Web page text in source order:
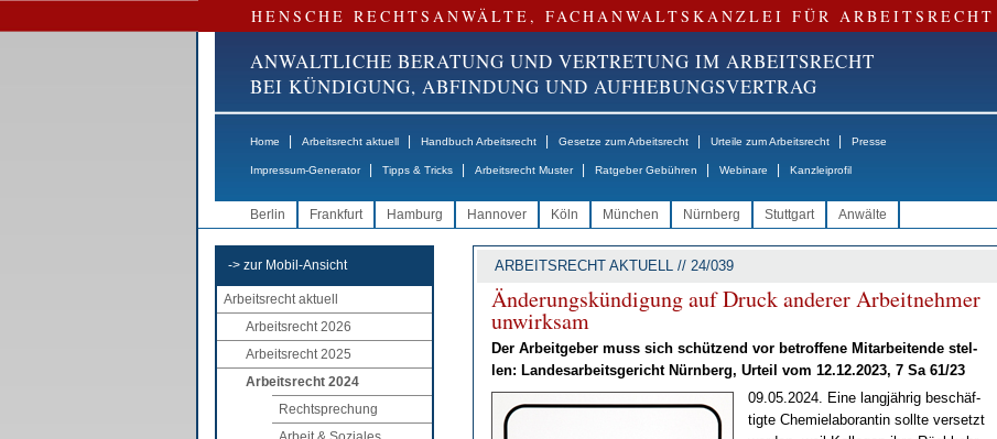
HENSCHE RECHTSANWÄLTE, FACHANWALTSKANZLEI FÜR ARBEITSRECHT
ANWALTLICHE BERATUNG UND VERTRETUNG IM ARBEITSRECHT
BEI KÜNDIGUNG, ABFINDUNG UND AUFHEBUNGSVERTRAG
Home Arbeitsrecht aktuell Handbuch Arbeitsrecht Gesetze zum Arbeitsrecht Urteile zum Arbeitsrecht Presse
Impressum-Generator Tipps & Tricks Arbeitsrecht Muster Ratgeber Gebühren Webinare Kanzleiprofil
Berlin Frankfurt Hamburg Hannover Köln München Nürnberg Stuttgart Anwälte
-> zur Mobil-Ansicht
Arbeitsrecht aktuell
Arbeitsrecht 2026
Arbeitsrecht 2025
Arbeitsrecht 2024
Rechtsprechung
ARBEITSRECHT AKTUELL // 24/039
Än­de­rungs­kün­di­gung auf Druck an­de­rer Ar­beit­neh­mer
un­wirk­sam
Der Ar­beit­ge­ber muss sich schüt­zend vor be­trof­fe­ne Mit­ar­bei­ten­de stel­
len: Lan­des­ar­beits­ge­richt Nürn­berg, Ur­teil vom 12.12.2023, 7 Sa 61/23
09.05.2024. Ei­ne lang­jäh­rig be­schäf­
tig­te Che­mie­la­bo­ran­tin soll­te ver­setzt